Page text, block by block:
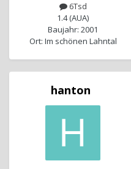
6Tsd
1.4 (AUA)
Baujahr: 2001
Ort: Im schönen Lahntal
hanton